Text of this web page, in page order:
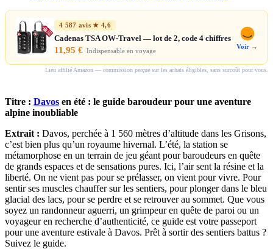
4 587 avis ★ 4,6
Cadenas TSA OW-Travel — lot de 2, code 4 chiffres
11,95 € Indispensable en voyage
Voir →
Lien affilié Amazon — commission perçue sur les achats éligibles, sans surcoût pour vous.
Titre : Davos en été : le guide baroudeur pour une aventure
alpine inoubliable
Extrait : Davos, perchée à 1 560 mètres d’altitude dans les Grisons,
c’est bien plus qu’un royaume hivernal. L’été, la station se
métamorphose en un terrain de jeu géant pour baroudeurs en quête
de grands espaces et de sensations pures. Ici, l’air sent la résine et la
liberté. On ne vient pas pour se prélasser, on vient pour vivre. Pour
sentir ses muscles chauffer sur les sentiers, pour plonger dans le bleu
glacial des lacs, pour se perdre et se retrouver au sommet. Que vous
soyez un randonneur aguerri, un grimpeur en quête de paroi ou un
voyageur en recherche d’authenticité, ce guide est votre passeport
pour une aventure estivale à Davos. Prêt à sortir des sentiers battus ?
Suivez le guide.